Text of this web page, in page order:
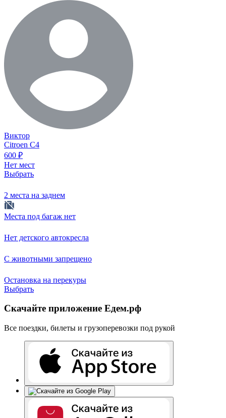
Виктор
Citroen C4
600 ₽
Нет мест
Выбрать
2 места на заднем
Места под багаж нет
Нет детского автокресла
С животными запрещено
Остановка на перекуры
Выбрать
Скачайте приложение Едем.рф
Все поездки, билеты и грузоперевозки под рукой